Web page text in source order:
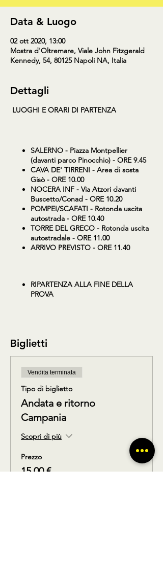
Data & Luogo
02 ott 2020, 13:00
Mostra d'Oltremare, Viale John Fitzgerald
Kennedy, 54, 80125 Napoli NA, Italia
Dettagli
LUOGHI E ORARI DI PARTENZA
SALERNO - Piazza Montpellier
(davanti parco Pinocchio) - ORE 9.45
CAVA DE' TIRRENI - Area di sosta
Gisò - ORE 10.00
NOCERA INF - Via Atzori davanti
Buscetto/Conad - ORE 10.20
POMPEI/SCAFATI - Rotonda uscita
autostrada - ORE 10.40
TORRE DEL GRECO - Rotonda uscita
autostradale - ORE 11.00
ARRIVO PREVISTO - ORE 11.40
RIPARTENZA ALLA FINE DELLA
PROVA
Biglietti
Vendita terminata
Tipo di biglietto
Andata e ritorno
Campania
Scopri di più
Prezzo
15,00 €